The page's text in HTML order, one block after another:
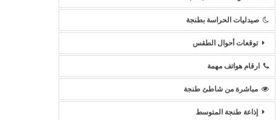
صيدليات الحراسة بطنجة
توقعات أحوال الطقس
ارقام هواتف مهمة
مباشرة من شاطئ طنجة
إذاعة طنجة المتوسط